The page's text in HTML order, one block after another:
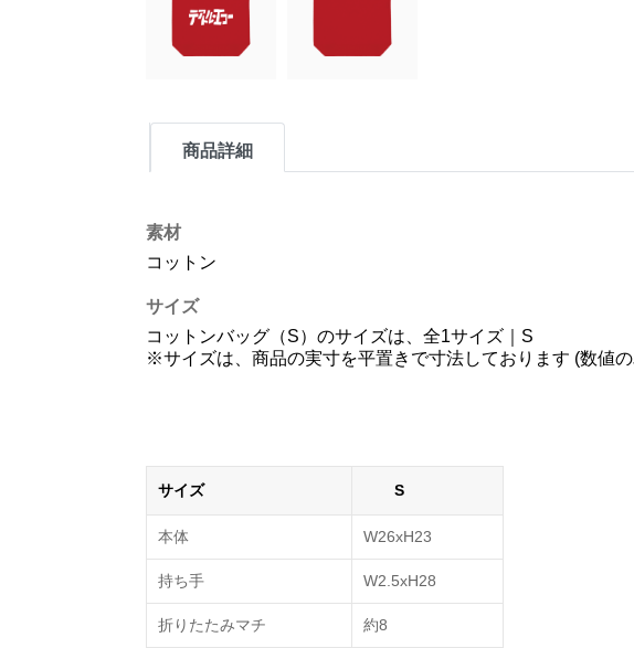
商品詳細
素材
コットン
サイズ
コットンバッグ（S）のサイズは、全1サイズ｜S
※サイズは、商品の実寸を平置きで寸法しております (数値
サイズ S
本体 W26xH23
持ち手 W2.5xH28
折りたたみマチ 約8